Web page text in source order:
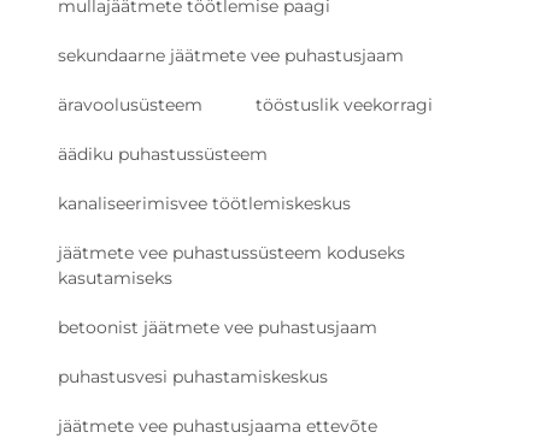
mullajäätmete töötlemise paagi
sekundaarne jäätmete vee puhastusjaam
äravoolusüsteem tööstuslik veekorragi
äädiku puhastussüsteem
kanaliseerimisvee töötlemiskeskus
jäätmete vee puhastussüsteem koduseks
kasutamiseks
betoonist jäätmete vee puhastusjaam
puhastusvesi puhastamiskeskus
jäätmete vee puhastusjaama ettevõte